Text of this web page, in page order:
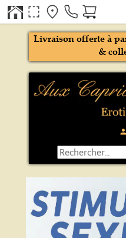
person
Livraison offerte à
&